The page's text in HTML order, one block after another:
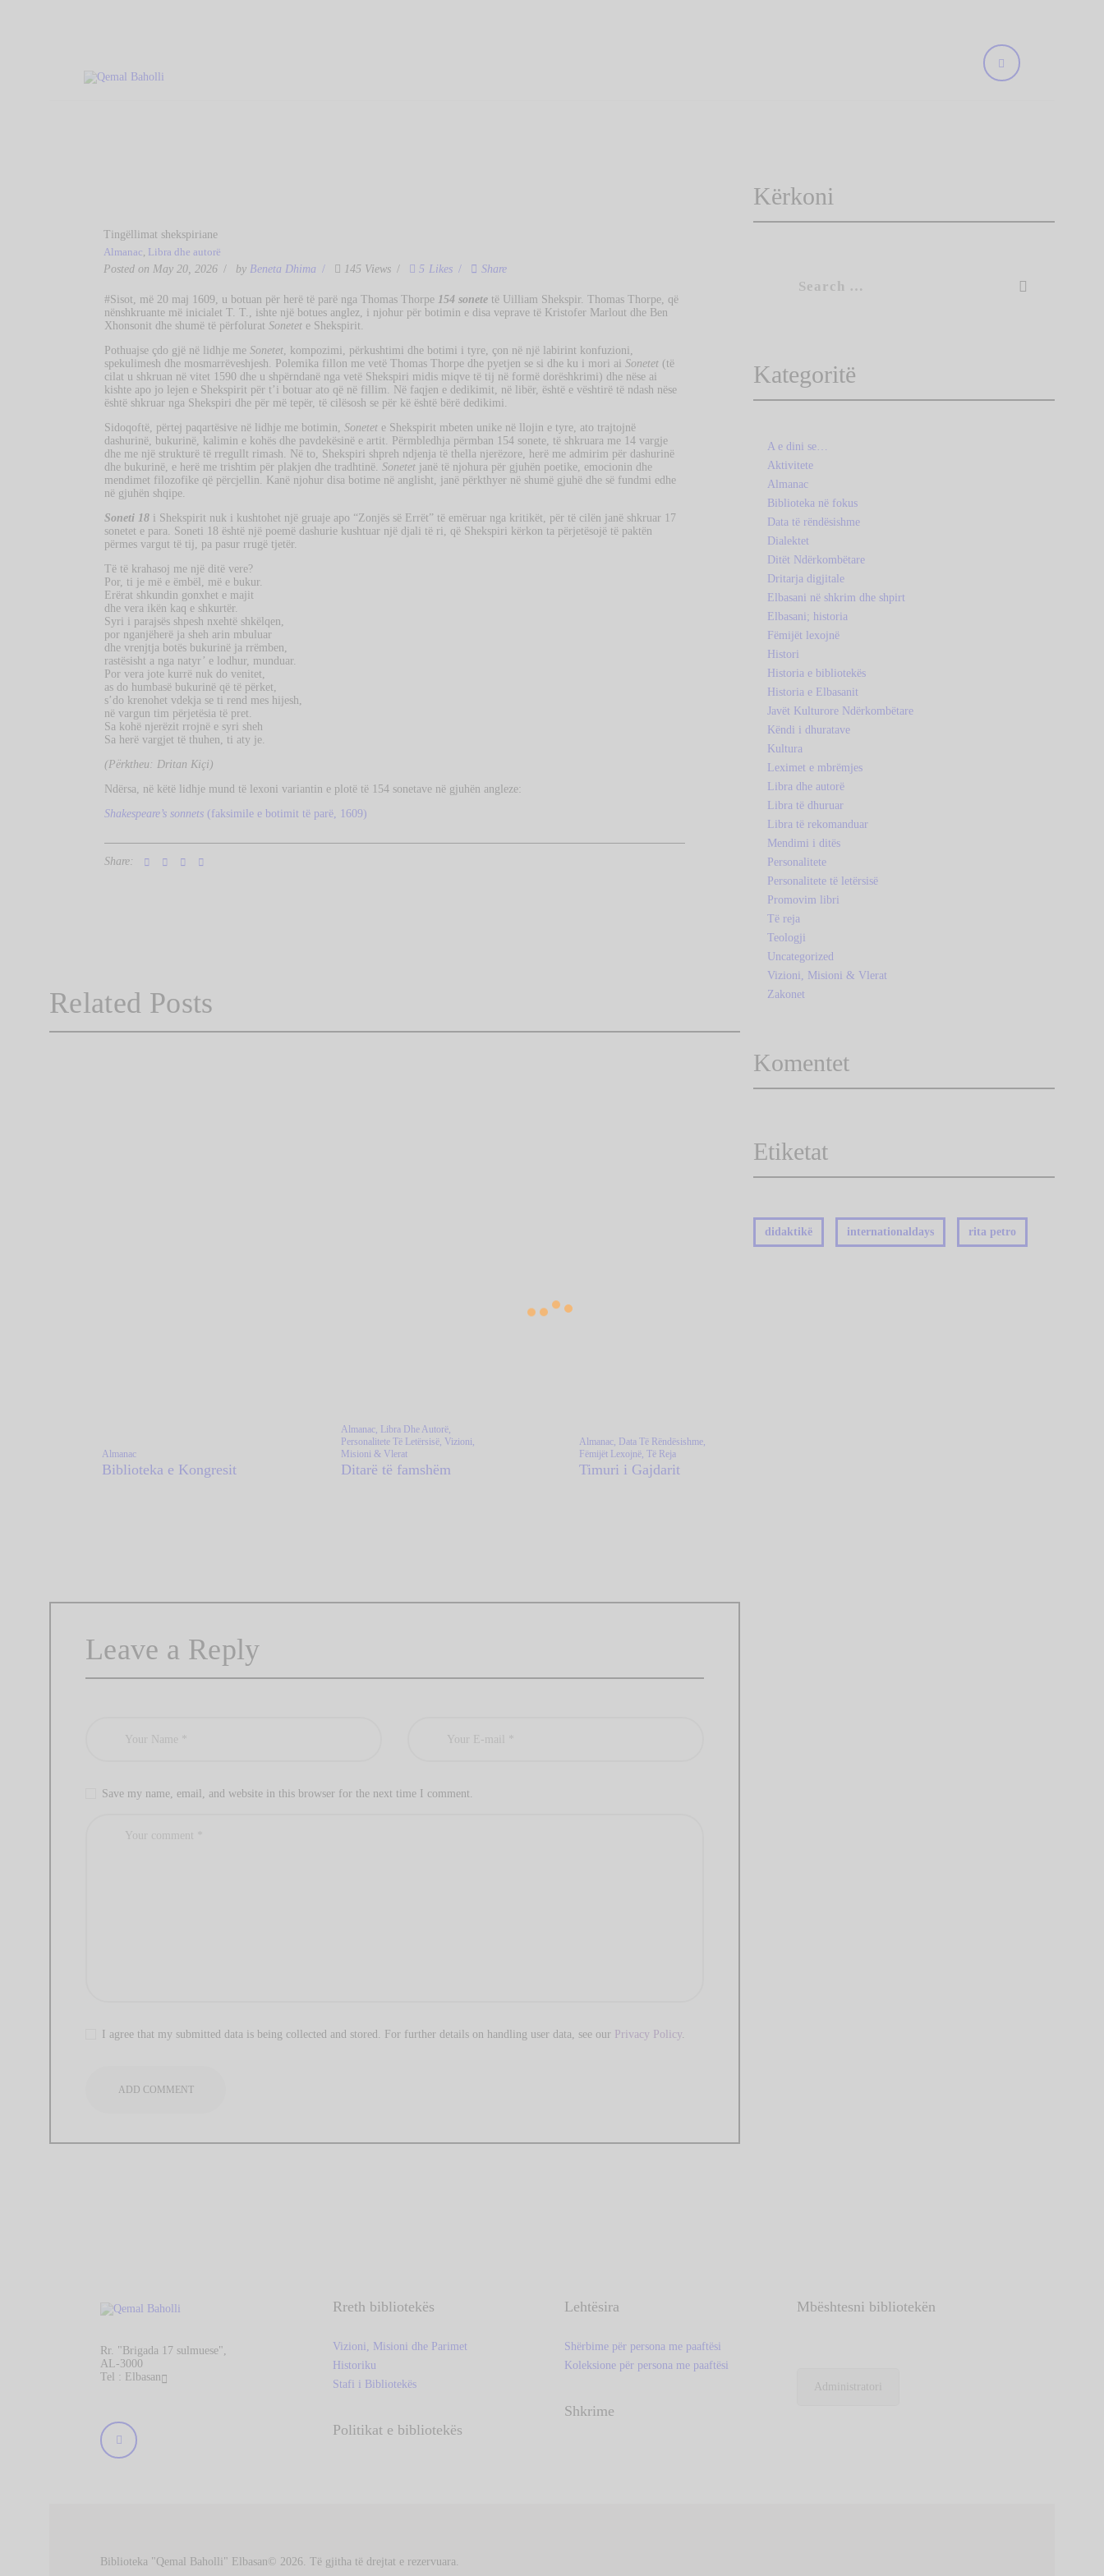
TË REJA
NA KONTAKTONI
Tingëllimat shekspiriane
Almanac, Libra dhe autorë
Posted on May 20, 2026 by Beneta Dhima 145 Views 5 Likes Share
#Sisot, më 20 maj 1609, u botuan për herë të parë nga Thomas Thorpe 154 sonete të Uilliam Shekspir. Thomas Thorpe, që
nënshkruante më inicialet T. T., ishte një botues anglez, i njohur për botimin e disa veprave të Kristofer Marlout dhe Ben
Xhonsonit dhe shumë të përfoluratSonetet e Shekspirit.
Pothuajse çdo gjë në lidhje meSonetet, kompozimi, përkushtimi dhe botimi i tyre, çon në një labirint konfuzioni,
spekulimesh dhe mosmarrëveshjesh. Polemika fillon me vetë Thomas Thorpe dhe pyetjen se si dhe ku i mori aiSonetet (të
cilat u shkruan në vitet 1590 dhe u shpërndanë nga vetë Shekspiri midis miqve të tij në formë dorëshkrimi) dhe nëse ai
kishte apo jo lejen e Shekspirit për t’i botuar ato që në fillim. Në faqjen e dedikimit, në libër, është e vështirë të ndash nëse
është shkruar nga Shekspiri dhe për më tepër, të cilësosh se për kë është bërë dedikimi.
Sidoqoftë, përtej paqartësive në lidhje me botimin,Sonetet e Shekspirit mbeten unike në llojin e tyre, ato trajtojnë
dashurinë, bukurinë, kalimin e kohës dhe pavdekësinë e artit. Përmbledhja përmban 154 sonete, të shkruara me 14 vargje
dhe me një strukturë të rregullt rimash. Në to, Shekspiri shpreh ndjenja të thella njerëzore, herë me admirim për dashurinë
dhe bukurinë, e herë me trishtim për plakjen dhe tradhtinë.Sonetet janë të njohura për gjuhën poetike, emocionin dhe
mendimet filozofike që përcjellin. Kanë njohur disa botime në anglisht, janë përkthyer në shumë gjuhë dhe së fundmi edhe
në gjuhën shqipe.
Soneti 18 i Shekspirit nuk i kushtohet një gruaje apo “Zonjës së Errët” të emëruar nga kritikët, për të cilën janë shkruar 17
sonetet e para. Soneti 18 është një poemë dashurie kushtuar një djali të ri, që Shekspiri kërkon ta përjetësojë të paktën
përmes vargut të tij, pa pasur rrugë tjetër.
Të të krahasoj me një ditë vere?
Por, ti je më e ëmbël, më e bukur.
Erërat shkundin gonxhet e majit
dhe vera ikën kaq e shkurtër.
Syri i parajsës shpesh nxehtë shkëlqen,
por nganjëherë ja sheh arin mbuluar
dhe vrenjtja botës bukurinë ja rrëmben,
rastësisht a nga natyr’ e lodhur, munduar.
Por vera jote kurrë nuk do venitet,
as do humbasë bukurinë që të përket,
s’do krenohet vdekja se ti rend mes hijesh,
në vargun tim përjetësia të pret.
Sa kohë njerëzit rrojnë e syri sheh
Sa herë vargjet të thuhen, ti aty je.
(Përktheu: Dritan Kiçi)
Ndërsa, në këtë lidhje mund të lexoni variantin e plotë të 154 sonetave në gjuhën angleze:
Shakespeare’s sonnets (faksimile e botimit të parë, 1609)
Share:
Related Posts
Almanac
Biblioteka e Kongresit
Almanac, Libra Dhe Autorë,
Personalitete Të Letërsisë, Vizioni,
Misioni & Vlerat
Ditarë të famshëm
Almanac, Data Të Rëndësishme,
Fëmijët Lexojnë,Të Reja
Timuri i Gajdarit
Leave a Reply
Save my name, email, and website in this browser for the next time I comment.
I agree that my submitted data is being collected and stored. For further details on handling user data, see our Privacy Policy.
Kërkoni
Kategoritë
A e dini se…
Aktivitete
Almanac
Biblioteka në fokus
Data të rëndësishme
Dialektet
Ditët Ndërkombëtare
Dritarja digjitale
Elbasani në shkrim dhe shpirt
Elbasani; historia
Fëmijët lexojnë
Histori
Historia e bibliotekës
Historia e Elbasanit
Javët Kulturore Ndërkombëtare
Këndi i dhuratave
Kultura
Leximet e mbrëmjes
Libra dhe autorë
Libra të dhuruar
Libra të rekomanduar
Mendimi i ditës
Personalitete
Personalitete të letërsisë
Promovim libri
Të reja
Teologji
Uncategorized
Vizioni, Misioni & Vlerat
Zakonet
Komentet
Etiketat
didaktikë internationaldays rita petro
Rr. "Brigada 17 sulmuese",
AL-3000
Tel : Elbasan
Rreth bibliotekës
Vizioni, Misioni dhe Parimet
Historiku
Stafi i Bibliotekës
Politikat e bibliotekës
Lehtësira
Shërbime për persona me paaftësi
Koleksione për persona me paaftësi
Shkrime
Mbështesni bibliotekën
Administratori
Biblioteka "Qemal Baholli" Elbasan© 2026. Të gjitha të drejtat e rezervuara.